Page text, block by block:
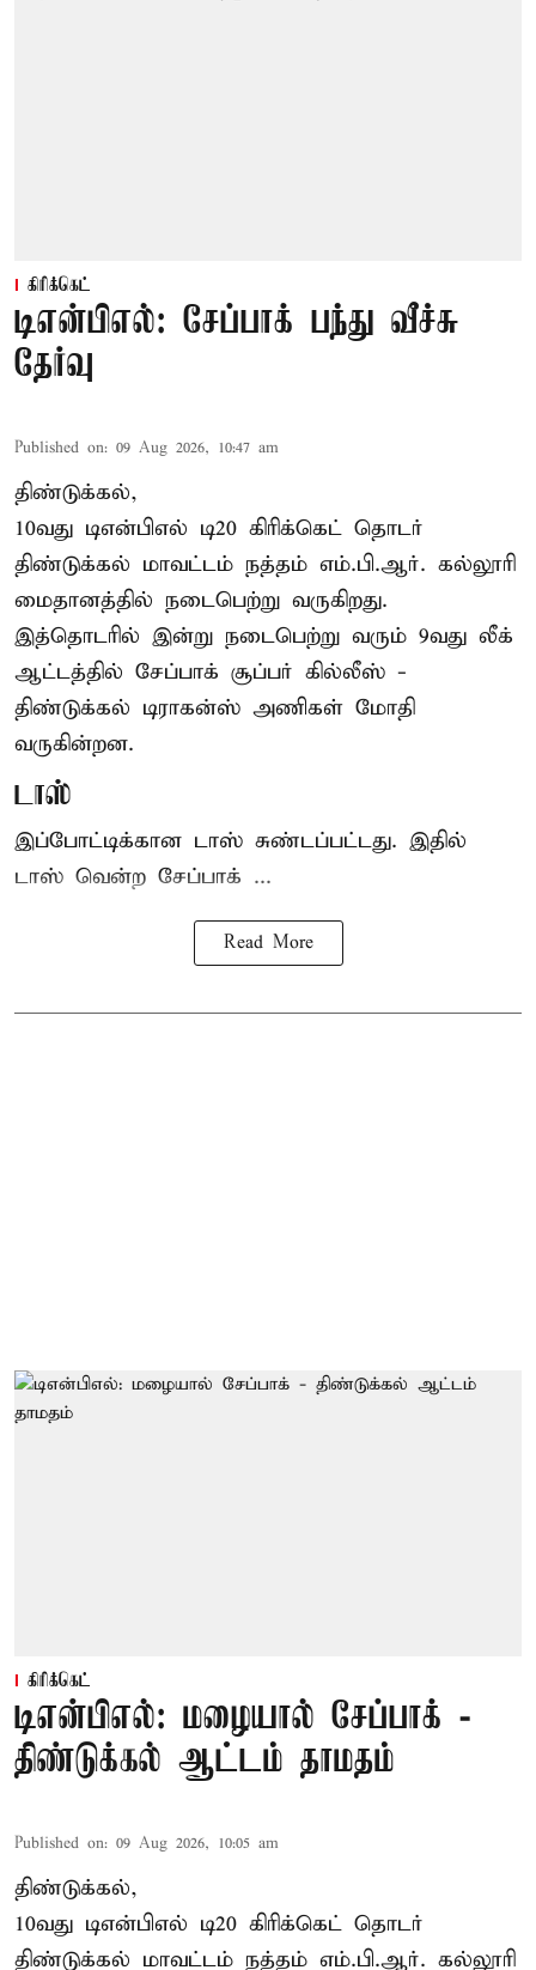
கிரிக்கெட்
டிஎன்பிஎல்: சேப்பாக் பந்து வீச்சு
தேர்வு
Published on: 09 Aug 2026, 10:47 am
திண்டுக்கல்,
10வது டிஎன்பிஎல் டி20 கிரிக்கெட் தொடர்
திண்டுக்கல் மாவட்டம் நத்தம் எம்.பி.ஆர். கல்லூரி
மைதானத்தில் நடைபெற்று வருகிறது.
இத்தொடரில் இன்று நடைபெற்று வரும் 9வது லீக்
ஆட்டத்தில் சேப்பாக் சூப்பர் கில்லீஸ் -
திண்டுக்கல் டிராகன்ஸ் அணிகள் மோதி
வருகின்றன.
டாஸ்
இப்போட்டிக்கான டாஸ் சுண்டப்பட்டது. இதில்
டாஸ் வென்ற சேப்பாக் ...
Read More
கிரிக்கெட்
டிஎன்பிஎல்: மழையால் சேப்பாக் -
திண்டுக்கல் ஆட்டம் தாமதம்
Published on: 09 Aug 2026, 10:05 am
திண்டுக்கல்,
10வது டிஎன்பிஎல் டி20 கிரிக்கெட் தொடர்
திண்டுக்கல் மாவட்டம் நத்தம் எம்.பி.ஆர். கல்லூரி